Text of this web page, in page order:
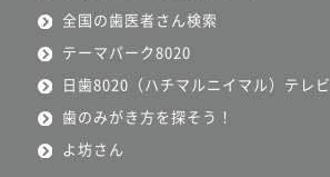
全国の歯医者さん検索
テーマパーク8020
日歯8020（ハチマルニイマル）テレビ
歯のみがき方を探そう！
よ坊さん